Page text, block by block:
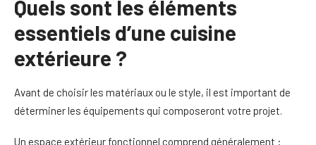
Quels sont les éléments
essentiels d’une cuisine
extérieure ?
Avant de choisir les matériaux ou le style, il est important de
déterminer les équipements qui composeront votre projet.
Un espace extérieur fonctionnel comprend généralement :